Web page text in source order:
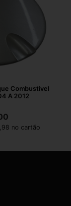
Combustivel
A 2012
no cartão